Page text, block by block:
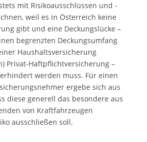
mit Risikoausschlüssen und -
weil es in Österreich keine
gibt und eine Deckungslücke –
begrenzten Deckungsumfang
Haushaltsversicherung
Privat-Haftpflichtversicherung –
werden muss. Für einen
ergebe sich aus
diese generell das besondere aus
von Kraftfahrzeugen
ausschließen soll.